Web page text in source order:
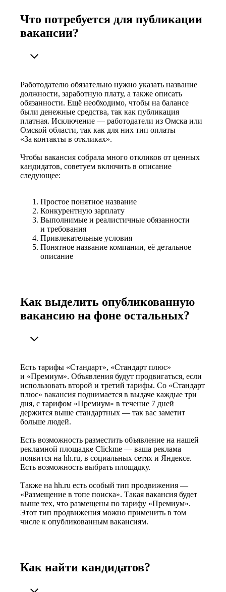
Что потребуется для публикации
вакансии?
Работодателю обязательно нужно указать название
должности, заработную плату, а также описать
обязанности. Ещё необходимо, чтобы на балансе
были денежные средства, так как публикация
платная. Исключение — работодатели из Омска или
Омской области, так как для них тип оплаты
«За контакты в откликах».
Чтобы вакансия собрала много откликов от ценных
кандидатов, советуем включить в описание
следующее:
Простое понятное название
Конкурентную зарплату
Выполнимые и реалистичные обязанности
и требования
Привлекательные условия
Понятное название компании, её детальное
описание
Как выделить опубликованную
вакансию на фоне остальных?
Есть тарифы «Стандарт», «Стандарт плюс»
и «Премиум». Объявления будут продвигаться, если
использовать второй и третий тарифы. Со «Стандарт
плюс» вакансия поднимается в выдаче каждые три
дня, с тарифом «Премиум» в течение 7 дней
держится выше стандартных — так вас заметит
больше людей.
Есть возможность разместить объявление на нашей
рекламной площадке Clickme — ваша реклама
появится на hh.ru, в социальных сетях и Яндексе.
Есть возможность выбрать площадку.
Также на hh.ru есть особый тип продвижения —
«Размещение в топе поиска». Такая вакансия будет
выше тех, что размещены по тарифу «Премиум».
Этот тип продвижения можно применить в том
числе к опубликованным вакансиям.
Как найти кандидатов?